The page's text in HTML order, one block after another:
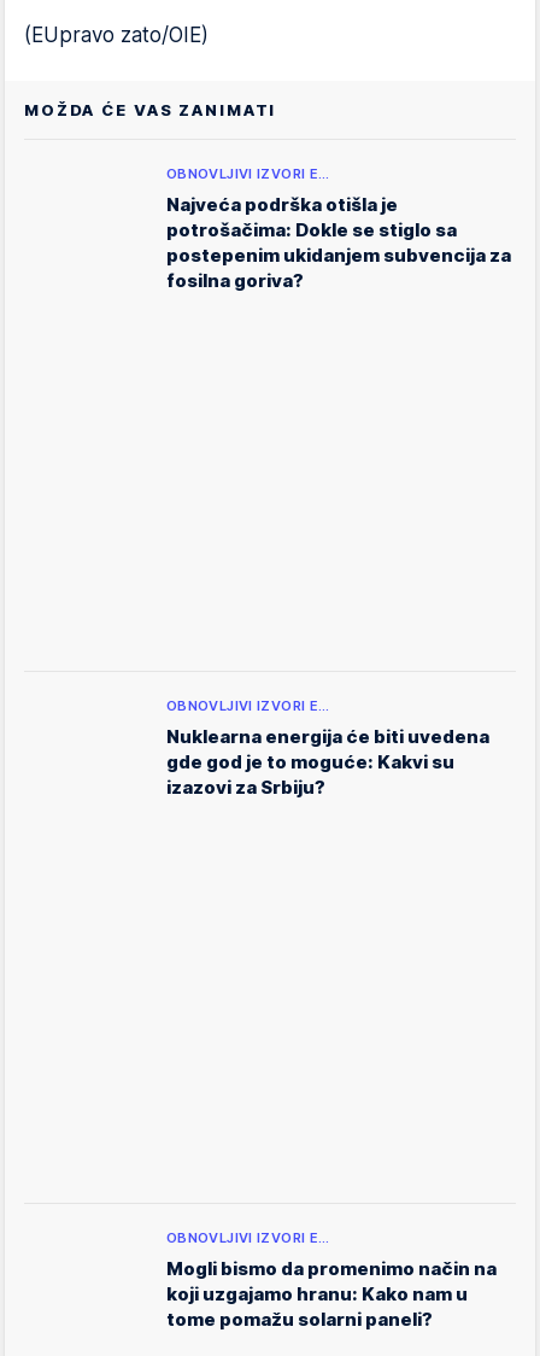
(EUpravo zato/OIE)
MOŽDA ĆE VAS ZANIMATI
OBNOVLJIVI IZVORI E…
Najveća podrška otišla je
potrošačima: Dokle se stiglo sa
postepenim ukidanjem subvencija za
fosilna goriva?
OBNOVLJIVI IZVORI E…
Nuklearna energija će biti uvedena
gde god je to moguće: Kakvi su
izazovi za Srbiju?
OBNOVLJIVI IZVORI E…
Mogli bismo da promenimo način na
koji uzgajamo hranu: Kako nam u
tome pomažu solarni paneli?